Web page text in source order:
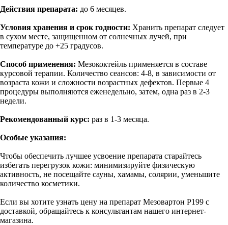
Действия препарата: до 6 месяцев.
Условия хранения и срок годности: Хранить препарат следует
в сухом месте, защищенном от солнечных лучей, при
температуре до +25 градусов.
Способ применения: Мезококтейль применяется в составе
курсовой терапии. Количество сеансов: 4-8, в зависимости от
возраста кожи и сложности возрастных дефектов. Первые 4
процедуры выполняются еженедельно, затем, одна раз в 2-3
недели.
Рекомендованный курс: раз в 1-3 месяца.
Особые указания:
Чтобы обеспечить лучшее усвоение препарата старайтесь
избегать перегрузок кожи: минимизируйте физическую
активность, не посещайте сауны, хамамы, солярии, уменьшите
количество косметики.
Если вы хотите узнать цену на препарат Мезовартон P199 с
доставкой, обращайтесь к консультантам нашего интернет-
магазина.